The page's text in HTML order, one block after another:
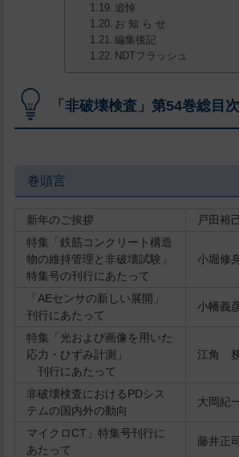
追悼
お 知 ら せ
編集後記
NDTフラッシュ
「非破壊検査」第54巻総
巻頭言
新年のご挨拶 戸田裕
特集「鉄筋コンクリート構造
物の維持管理と非破壊試験」
特集号の刊行にあたって
小堀修
「AEセンサの新しい展開」
刊行にあたって
小幡義
特集「光および画像を用いた
応力・ひずみ計測」
刊行にあたって
江角
非破壊検査におけるPDシス
テムの国内外の動向
大岡紀
マイクロCT」特集号刊行に
あたって
藤井正司